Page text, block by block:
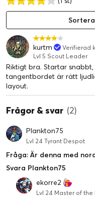
kurtm
Verifierad
Lvl 5 Scout Leader
Riktigt bra. Startar
tangentbordet är rätt
layout.
Frågor & svar (2)
Plankton75
Lvl 24 Tyrant Despot
Fråga: Är denna med
Svara Plankton75
ekorre2
Lvl 24 Master of the